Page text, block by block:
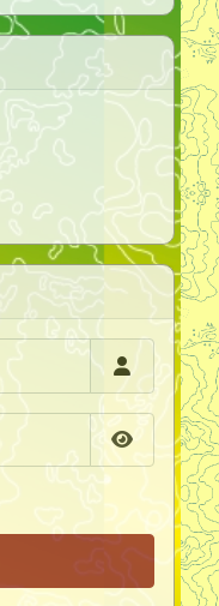
Afficher